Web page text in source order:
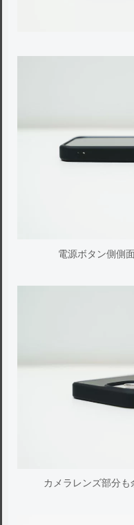
電源ボタン側側
カメラレンズ部分